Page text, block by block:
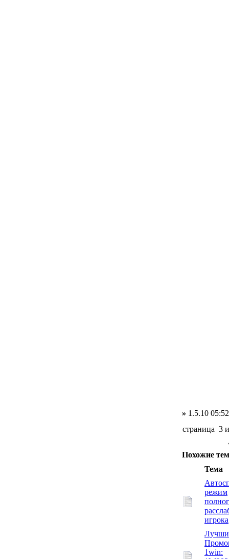
» 1.5.10 05:52
страница 3
Похожие
Тема
режим
игрока
1win: